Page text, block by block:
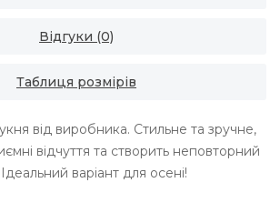
Відгуки (0)
Таблиця розмірів
від виробника. Стильне та зручне,
відчуття та створить неповторний
варіант для осені!